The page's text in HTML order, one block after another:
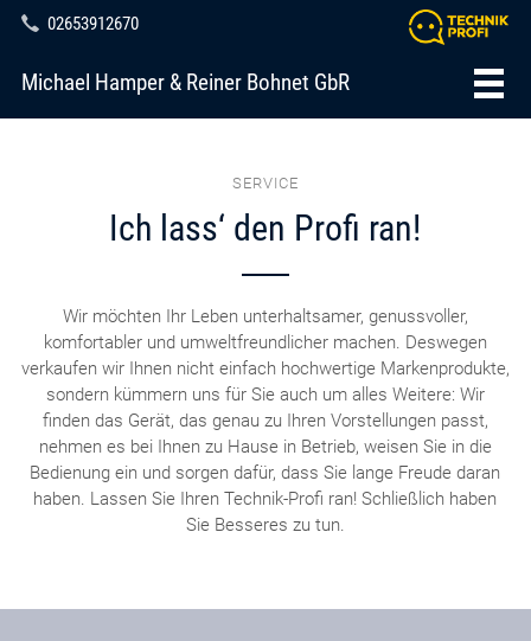
02653912670
Michael Hamper & Reiner Bohnet GbR
SERVICE
Ich lass‘ den Profi ran!
Wir möchten Ihr Leben unterhaltsamer, genussvoller,
komfortabler und umweltfreundlicher machen. Deswegen
verkaufen wir Ihnen nicht einfach hochwertige Markenprodukte,
sondern kümmern uns für Sie auch um alles Weitere: Wir
finden das Gerät, das genau zu Ihren Vorstellungen passt,
nehmen es bei Ihnen zu Hause in Betrieb, weisen Sie in die
Bedienung ein und sorgen dafür, dass Sie lange Freude daran
haben. Lassen Sie Ihren Technik-Profi ran! Schließlich haben
Sie Besseres zu tun.